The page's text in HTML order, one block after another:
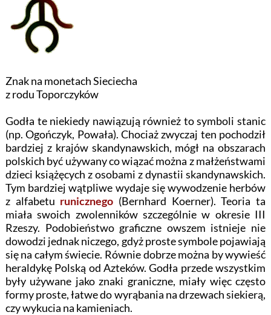
Znak na monetach Sieciecha
z rodu Toporczyków
Godła te niekiedy nawiązują również to symboli stanic
(np. Ogończyk, Powała). Chociaż zwyczaj ten pochodził
bardziej z krajów skandynawskich, mógł na obszarach
polskich być używany co wiązać można z małżeństwami
dzieci książęcych z osobami z dynastii skandynawskich.
Tym bardziej wątpliwe wydaje się wywodzenie herbów
z alfabetu runicznego (Bernhard Koerner). Teoria ta
miała swoich zwolenników szczególnie w okresie III
Rzeszy. Podobieństwo graficzne owszem istnieje nie
dowodzi jednak niczego, gdyż proste symbole pojawiają
się na całym świecie. Równie dobrze można by wywieść
heraldykę Polską od Azteków. Godła przede wszystkim
były używane jako znaki graniczne, miały więc często
formy proste, łatwe do wyrąbania na drzewach siekierą,
czy wykucia na kamieniach.